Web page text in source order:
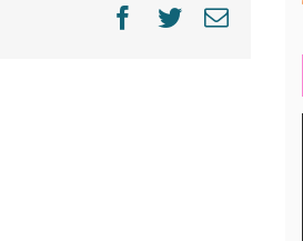
Facebook
Twitter
E-